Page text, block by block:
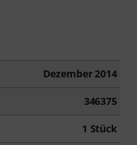
Dezember 2014
346375
1 Stück